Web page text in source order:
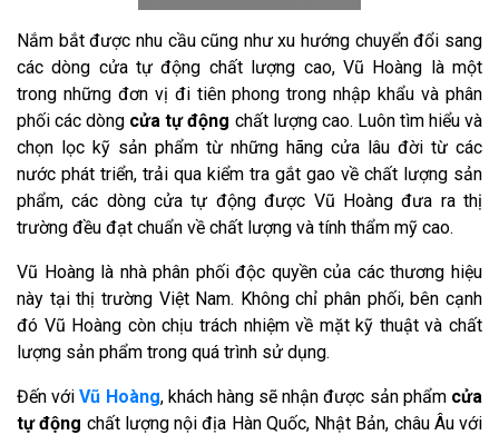
Nắm bắt được nhu cầu cũng như xu hướng chuyển đổi sang
các dòng cửa tự động chất lượng cao, Vũ Hoàng là một
trong những đơn vị đi tiên phong trong nhập khẩu và phân
phối các dòng cửa tự động chất lượng cao. Luôn tìm hiểu và
chọn lọc kỹ sản phẩm từ những hãng cửa lâu đời từ các
nước phát triển, trải qua kiểm tra gắt gao về chất lượng sản
phẩm, các dòng cửa tự động được Vũ Hoàng đưa ra thị
trường đều đạt chuẩn về chất lượng và tính thẩm mỹ cao.
Vũ Hoàng là nhà phân phối độc quyền của các thương hiệu
này tại thị trường Việt Nam. Không chỉ phân phối, bên cạnh
đó Vũ Hoàng còn chịu trách nhiệm về mặt kỹ thuật và chất
lượng sản phẩm trong quá trình sử dụng.
Đến vớiVũ Hoàng, khách hàng sẽ nhận được sản phẩm cửa
tự động chất lượng nội địa Hàn Quốc, Nhật Bản, châu Âu với